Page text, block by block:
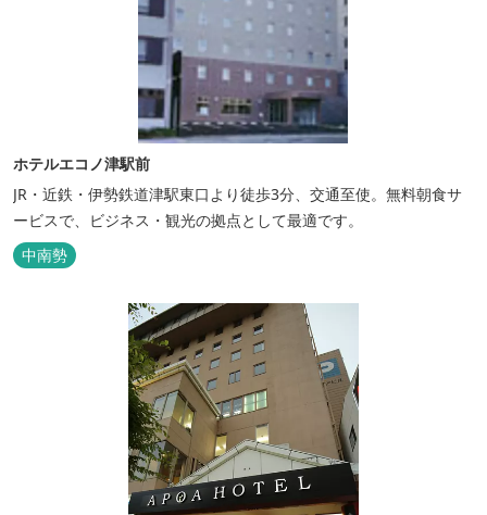
ホテルエコノ津駅前
JR・近鉄・伊勢鉄道津駅東口より徒歩3分、交通至使。無料朝食サ
ービスで、ビジネス・観光の拠点として最適です。
中南勢